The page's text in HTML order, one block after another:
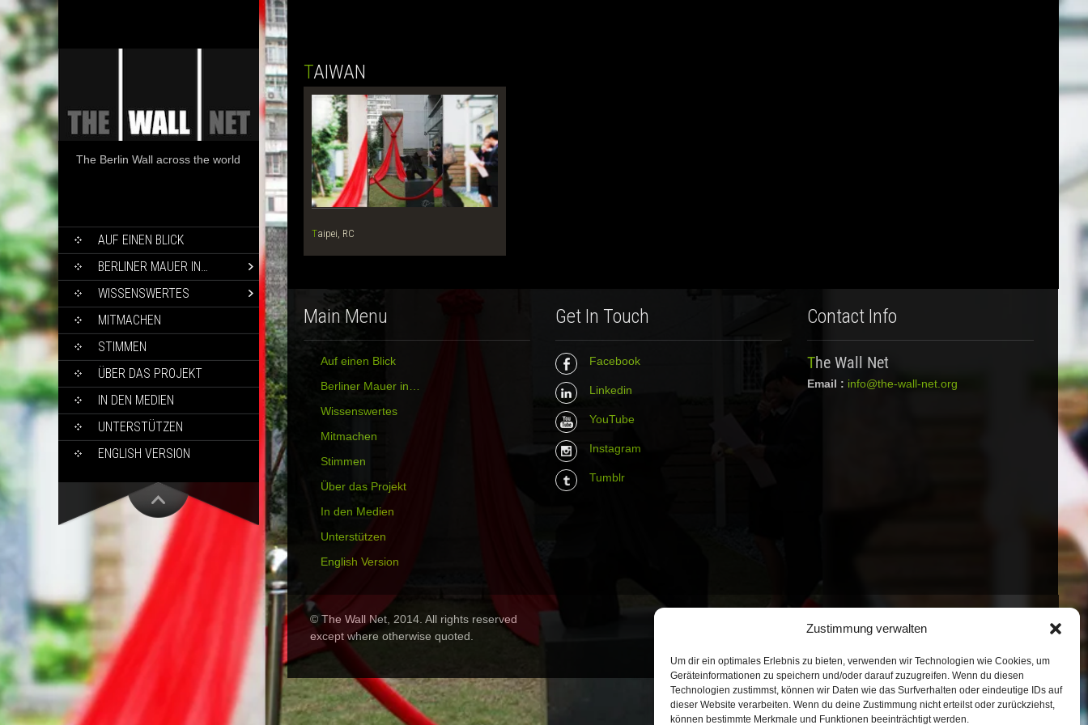
Zustimmung verwalten
Um dir ein optimales Erlebnis zu bieten, verwenden wir Technologien wie Cookies, um
Geräteinformationen zu speichern und/oder darauf zuzugreifen. Wenn du diesen
Technologien zustimmst, können wir Daten wie das Surfverhalten oder eindeutige IDs auf
dieser Website verarbeiten. Wenn du deine Zustimmung nicht erteilst oder zurückziehst,
können bestimmte Merkmale und Funktionen beeinträchtigt werden.
The Berlin Wall across the world
SKIP
TO
CONTENT
AUF EINEN BLICK
BERLINER MAUER IN…
WISSENSWERTES
MITMACHEN
STIMMEN
ÜBER DAS PROJEKT
IN DEN MEDIEN
UNTERSTÜTZEN
ENGLISH VERSION
TAIWAN
Taipei, RC
Main Menu
Auf einen Blick
Berliner Mauer in…
Wissenswertes
Mitmachen
Stimmen
Über das Projekt
In den Medien
Unterstützen
English Version
Get In Touch
Facebook
Linkedin
YouTube
Instagram
Tumblr
Contact Info
The Wall Net
Email : info@the-wall-net.org
© The Wall Net, 2014. All rights reserved
except where otherwise quoted.
Registriert inTransparenzdatenbank